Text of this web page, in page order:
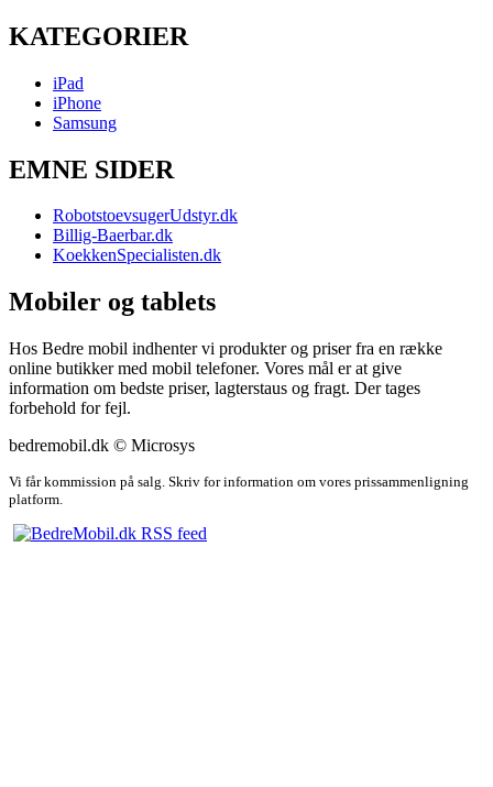
KATEGORIER
iPad
iPhone
Samsung
EMNE SIDER
RobotstoevsugerUdstyr.dk
Billig-Baerbar.dk
KoekkenSpecialisten.dk
Mobiler og tablets
Hos Bedre mobil indhenter vi produkter og priser fra en række
online butikker med mobil telefoner. Vores mål er at give
information om bedste priser, lagterstaus og fragt. Der tages
forbehold for fejl.
bedremobil.dk © Microsys
Vi får kommission på salg. Skriv for information om vores prissammenligning
platform.